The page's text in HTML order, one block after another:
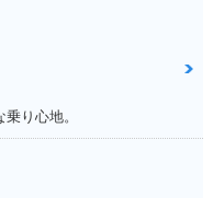
り心地。